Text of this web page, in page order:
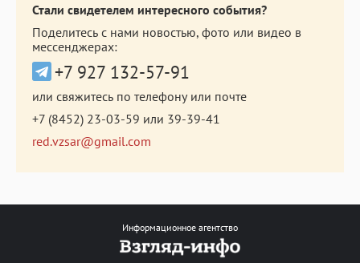
Стали свидетелем интересного события?
Поделитесь с нами новостью, фото или видео в
мессенджерах:
+7 927 132-57-91
или свяжитесь по телефону или почте
+7 (8452) 23-03-59 или 39-39-41
red.vzsar@gmail.com
Информационное агентство